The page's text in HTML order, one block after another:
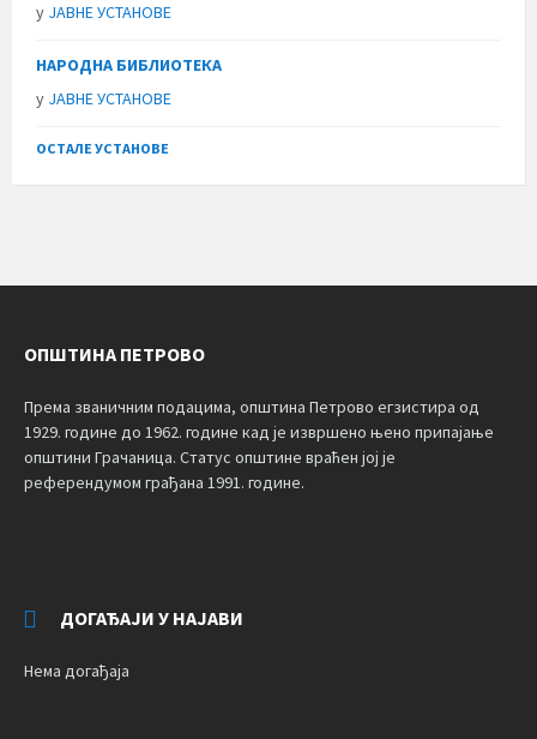
у ЈАВНЕ УСТАНОВЕ
НАРОДНА БИБЛИОТЕКА
у ЈАВНЕ УСТАНОВЕ
ОСТАЛЕ УСТАНОВЕ
ОПШТИНА ПЕТРОВО
Према званичним подацима, општина Петрово егзистира од
1929. године до 1962. године кад је извршено њено припајање
општини Грачаница. Статус општине враћен јој је
референдумом грађана 1991. године.
ДОГАЂАЈИ У НАЈАВИ
Нема догађаја